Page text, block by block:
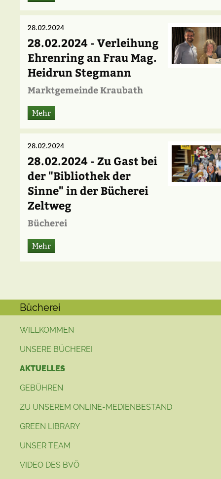
28.02.2024
28.02.2024 - Verleihung
Ehrenring an Frau Mag.
Heidrun Stegmann
Marktgemeinde Kraubath
Mehr
28.02.2024
28.02.2024 - Zu Gast bei
der "Bibliothek der
Sinne" in der Bücherei
Zeltweg
Bücherei
Mehr
Bücherei
WILLKOMMEN
UNSERE BÜCHEREI
AKTUELLES
GEBÜHREN
ZU UNSEREM ONLINE-MEDIENBESTAND
GREEN LIBRARY
UNSER TEAM
VIDEO DES BVÖ